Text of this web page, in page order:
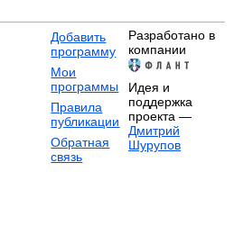
Добавить
программу
Мои
программы
Правила
публикации
Обратная
связь
Разработано в
компании
Идея и
поддержка
проекта —
Дмитрий
Шурупов